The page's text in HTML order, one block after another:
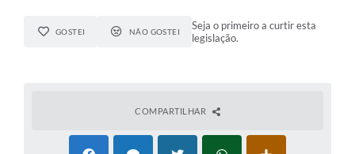
GOSTEI NÃO GOSTEI
Seja o primeiro a curtir esta
legislação.
COMPARTILHAR